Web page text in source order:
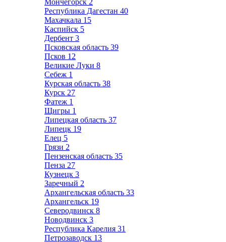
Мончегорск 2
Республика Дагестан 40
Махачкала 15
Каспийск 5
Дербент 3
Псковская область 39
Псков 12
Великие Луки 8
Себеж 1
Курская область 38
Курск 27
Фатеж 1
Щигры 1
Липецкая область 37
Липецк 19
Елец 5
Грязи 2
Пензенская область 35
Пенза 27
Кузнецк 3
Заречный 2
Архангельская область 33
Архангельск 19
Северодвинск 8
Новодвинск 3
Республика Карелия 31
Петрозаводск 13